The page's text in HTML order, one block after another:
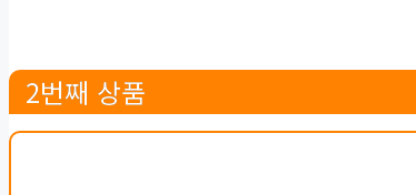
2번째 상품